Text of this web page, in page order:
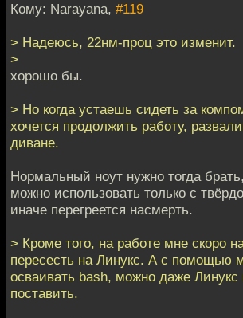
Кому: Narayana, #119
> Надеюсь, 22нм-проц это изменит.
>
хорошо бы.
> Но когда устаешь сидеть за
хочется продолжить работу,
диване.
Нормальный ноут нужно тогда
можно использовать только с
иначе перегреется насмерть.
> Кроме того, на работе мне скоро
пересесть на Линукс. А с помощью
осваивать bash, можно даже Линукс
поставить.